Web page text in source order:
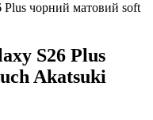
Plus чорний матовий soft
S26 Plus
Akatsuki